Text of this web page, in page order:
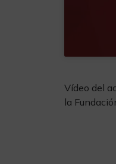
Vídeo del
la